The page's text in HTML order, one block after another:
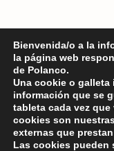
Modelo de
Bienvenida/o a la
la página web
de Polanco.
Una cookie o
información que se
tableta cada vez
cookies son
externas que
Las cookies pueden